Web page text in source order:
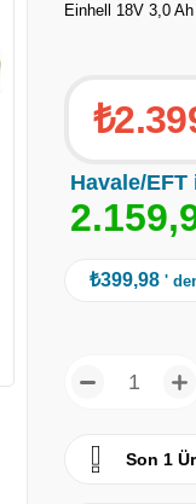
Einhell 18V 3,0
Havale/
2.159,
₺399,98 '
Son 1